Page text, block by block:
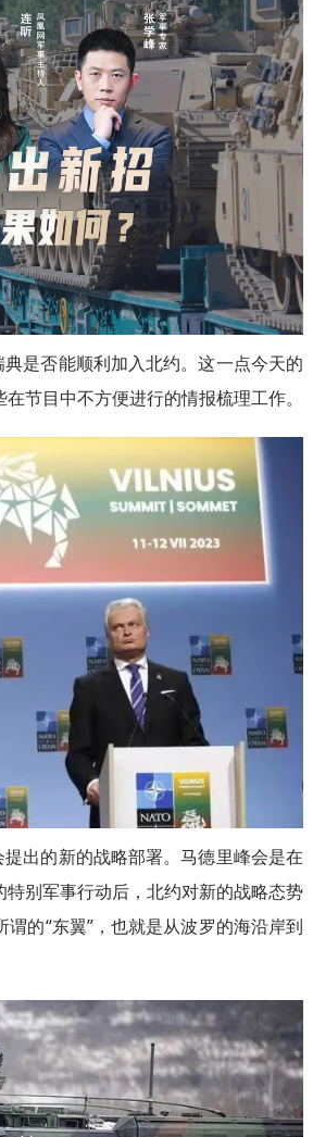
是否能顺利加入北约。这一点今天的
节目中不方便进行的情报梳理工作。
出的新的战略部署。马德里峰会是在
别军事行动后，北约对新的战略态势
的“东翼”，也就是从波罗的海沿岸到